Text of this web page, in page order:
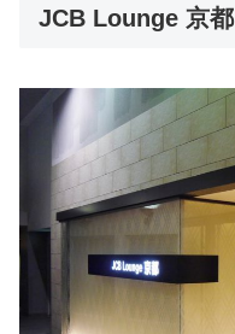
JCB Lounge 京都